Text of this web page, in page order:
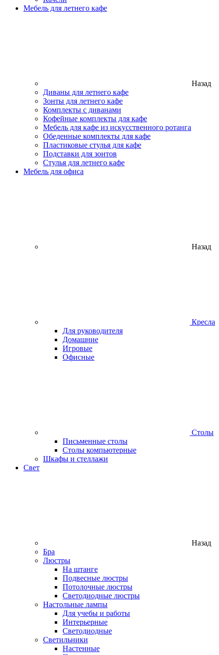
Мебель для летнего кафе
Назад
Диваны для летнего кафе
Зонты для летнего кафе
Комплекты с диванами
Кофейные комплекты для кафе
Мебель для кафе из искусственного ротанга
Обеденные комплекты для кафе
Пластиковые стулья для кафе
Подставки для зонтов
Стулья для летнего кафе
Мебель для офиса
Назад
Кресла
Для руководителя
Домашние
Игровые
Офисные
Столы
Письменные столы
Столы компьютерные
Шкафы и стеллажи
Свет
Назад
Бра
Люстры
На штанге
Подвесные люстры
Потолочные люстры
Светодиодные люстры
Настольные лампы
Для учебы и работы
Интерьерные
Светодиодные
Светильники
Настенные